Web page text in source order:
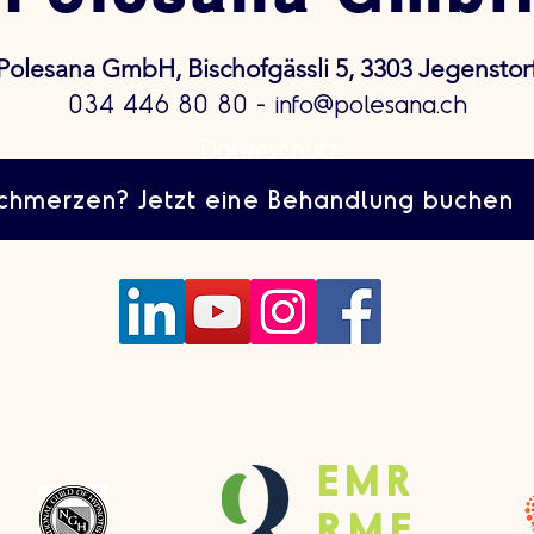
GmbH, Bischofgässli 5, 3303
034 446 80 80 - info@polesana.ch
Impressum
Jetzt eine Behandlung buchen
EMR